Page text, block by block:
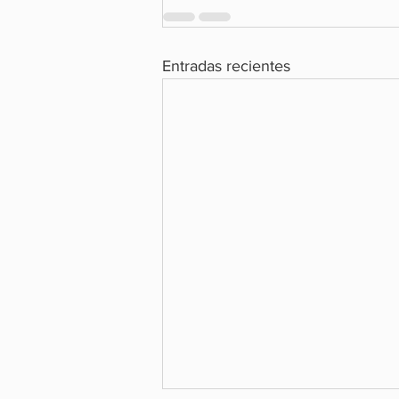
Entradas recientes